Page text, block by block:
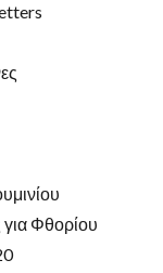
Φθορίου